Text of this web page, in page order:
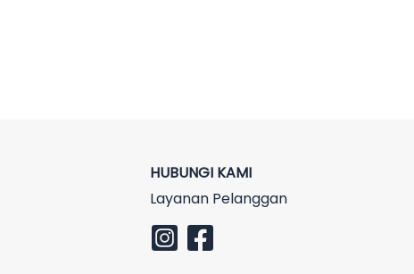
HUBUNGI KAMI
Layanan Pelanggan